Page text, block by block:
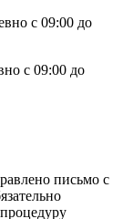
с 09:00 до
с 09:00 до
письмо с